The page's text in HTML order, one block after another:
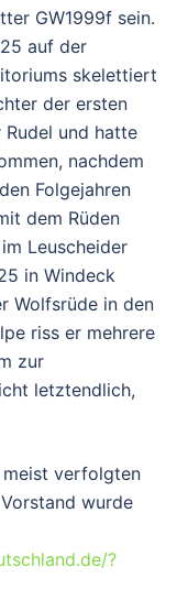
GW1999f sein.
auf der
skelettiert
der ersten
und hatte
nachdem
Folgejahren
dem Rüden
Leuscheider
in Windeck
Wolfsrüde in den
riss er mehrere
zur
letztendlich,
meist verfolgten
wurde
?